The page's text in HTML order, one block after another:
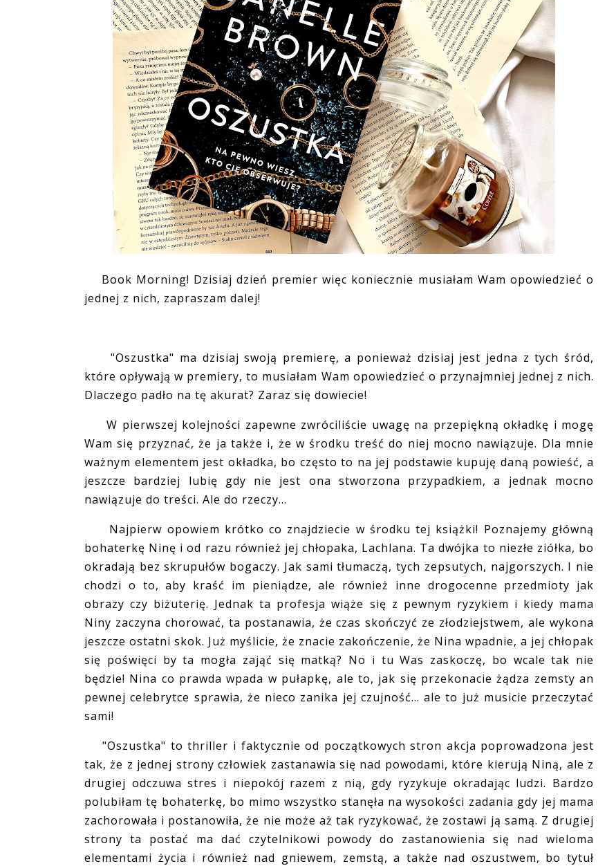
Book Morning! Dzisiaj dzień premier więc koniecznie musiałam Wam opowiedzieć o
jednej z nich, zapraszam dalej!
"Oszustka" ma dzisiaj swoją premierę, a ponieważ dzisiaj jest jedna z tych śród,
które opływają w premiery, to musiałam Wam opowiedzieć o przynajmniej jednej z nich.
Dlaczego padło na tę akurat? Zaraz się dowiecie!
W pierwszej kolejności zapewne zwróciliście uwagę na przepiękną okładkę i mogę
Wam się przyznać, że ja także i, że w środku treść do niej mocno nawiązuje. Dla mnie
ważnym elementem jest okładka, bo często to na jej podstawie kupuję daną powieść, a
jeszcze bardziej lubię gdy nie jest ona stworzona przypadkiem, a jednak mocno
nawiązuje do treści. Ale do rzeczy...
Najpierw opowiem krótko co znajdziecie w środku tej książki! Poznajemy główną
bohaterkę Ninę i od razu również jej chłopaka, Lachlana. Ta dwójka to niezłe ziółka, bo
okradają bez skrupułów bogaczy. Jak sami tłumaczą, tych zepsutych, najgorszych. I nie
chodzi o to, aby kraść im pieniądze, ale również inne drogocenne przedmioty jak
obrazy czy biżuterię. Jednak ta profesja wiąże się z pewnym ryzykiem i kiedy mama
Niny zaczyna chorować, ta postanawia, że czas skończyć ze złodziejstwem, ale wykona
jeszcze ostatni skok. Już myślicie, że znacie zakończenie, że Nina wpadnie, a jej chłopak
się poświęci by ta mogła zająć się matką? No i tu Was zaskoczę, bo wcale tak nie
będzie! Nina co prawda wpada w pułapkę, ale to, jak się przekonacie żądza zemsty an
pewnej celebrytce sprawia, że nieco zanika jej czujność... ale to już musicie przeczytać
sami!
"Oszustka" to thriller i faktycznie od początkowych stron akcja poprowadzona jest
tak, że z jednej strony człowiek zastanawia się nad powodami, które kierują Niną, ale z
drugiej odczuwa stres i niepokój razem z nią, gdy ryzykuje okradając ludzi. Bardzo
polubiłam tę bohaterkę, bo mimo wszystko stanęła na wysokości zadania gdy jej mama
zachorowała i postanowiła, że nie może aż tak ryzykować, że zostawi ją samą. Z drugiej
strony ta postać ma dać czytelnikowi powody do zastanowienia się nad wieloma
elementami życia i również nad gniewem, zemstą, a także nad oszustwem, bo tytuł